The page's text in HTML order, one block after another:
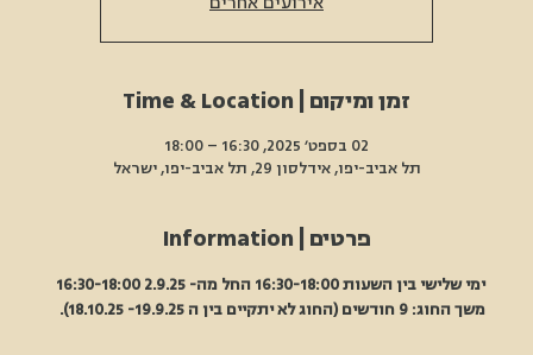
זמן ומיקום | Time & Location
02 בספט׳ 2025, 16:30 – 18:00
תל אביב-יפו, אידלסון 29, תל אביב-יפו, ישראל
פרטים | Information
ימי שלישי בין השעות 16:30-18:00 החל מה- 2.9.25 16:30-18:00
משך החוג: 9 חודשים (החוג לא יתקיים בין ה 19.9.25- 18.10.25).